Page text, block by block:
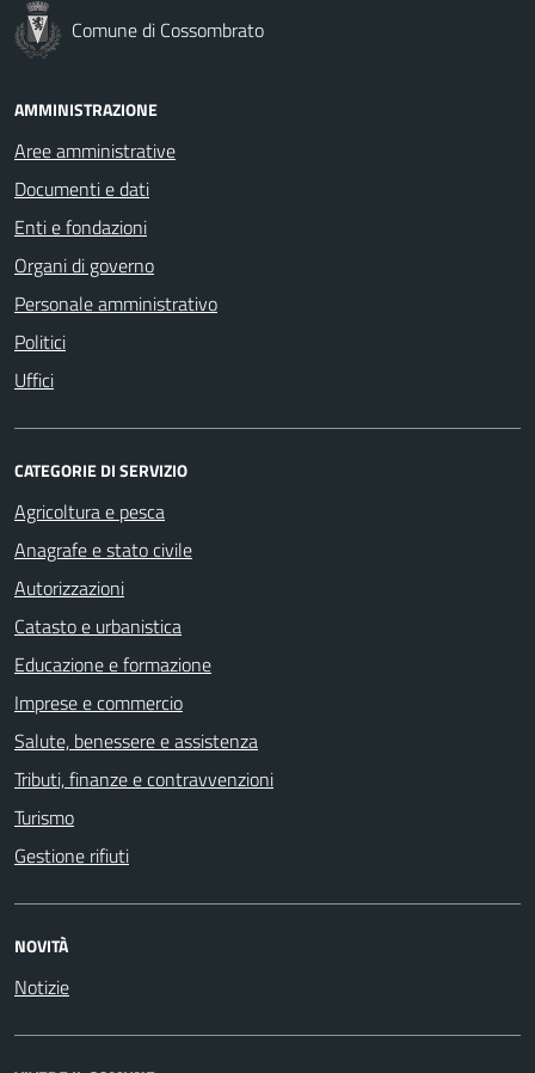
Comune di Cossombrato
AMMINISTRAZIONE
Aree amministrative
Documenti e dati
Enti e fondazioni
Organi di governo
Personale amministrativo
Politici
Uffici
CATEGORIE DI SERVIZIO
Agricoltura e pesca
Anagrafe e stato civile
Autorizzazioni
Catasto e urbanistica
Educazione e formazione
Imprese e commercio
Salute, benessere e assistenza
Tributi, finanze e contravvenzioni
Turismo
Gestione rifiuti
NOVITÀ
Notizie